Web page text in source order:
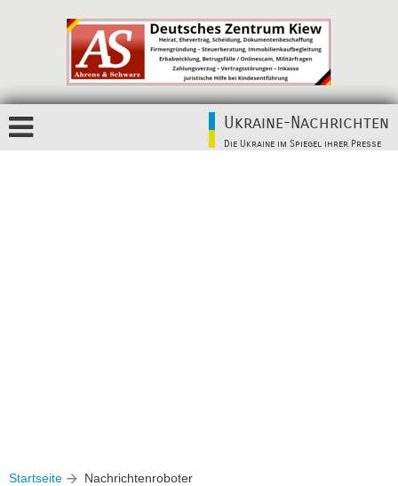
Ukraine-Nachrichten
Die Ukraine im Spiegel ihrer Presse
Startseite Nachrichtenroboter